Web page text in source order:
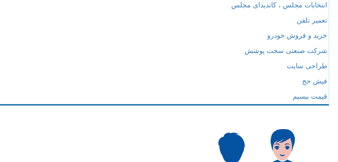
انتخابات مجلس ، کاندیدای مجلس
تعمیر تلفن
خرید و فروش خودرو
شرکت صنعتی سخت پوشش
طراحی سایت
فیش حج
قیمت بیسیم